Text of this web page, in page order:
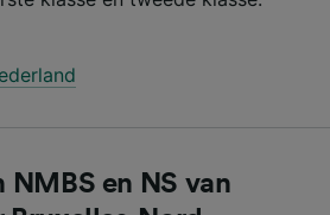
NMBS en NS van